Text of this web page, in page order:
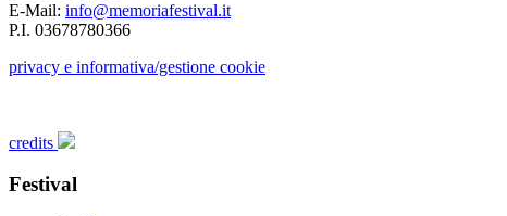
E-Mail: info@memoriafestival.it
P.I. 03678780366
privacy e informativa/gestione cookie
credits
Festival